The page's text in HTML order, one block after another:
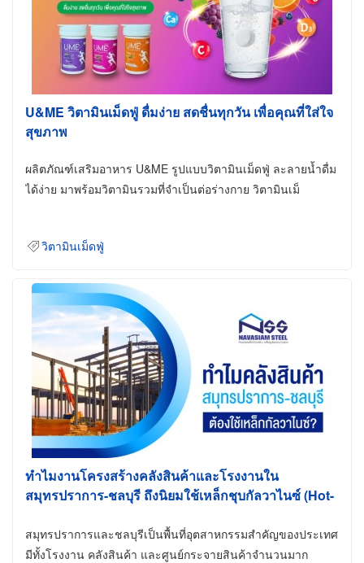
U&ME วิตามินเม็ดฟู่ ดื่มง่าย สดชื่นทุกวัน เพื่อคุณที่ใส่ใจ
สุขภาพ
ผลิตภัณฑ์เสริมอาหาร U&ME รูปแบบวิตามินเม็ดฟู่ ละลายน้ำดื่ม
ได้ง่าย มาพร้อมวิตามินรวมที่จำเป็นต่อร่างกาย วิตามินเม็
วิตามินเม็ดฟู่
ทำไมงานโครงสร้างคลังสินค้าและโรงงานใน
สมุทรปราการ-ชลบุรี ถึงนิยมใช้เหล็กชุบกัลวาไนซ์ (Hot-
สมุทรปราการและชลบุรีเป็นพื้นที่อุตสาหกรรมสำคัญของประเทศ
มีทั้งโรงงาน คลังสินค้า และศูนย์กระจายสินค้าจำนวนมาก